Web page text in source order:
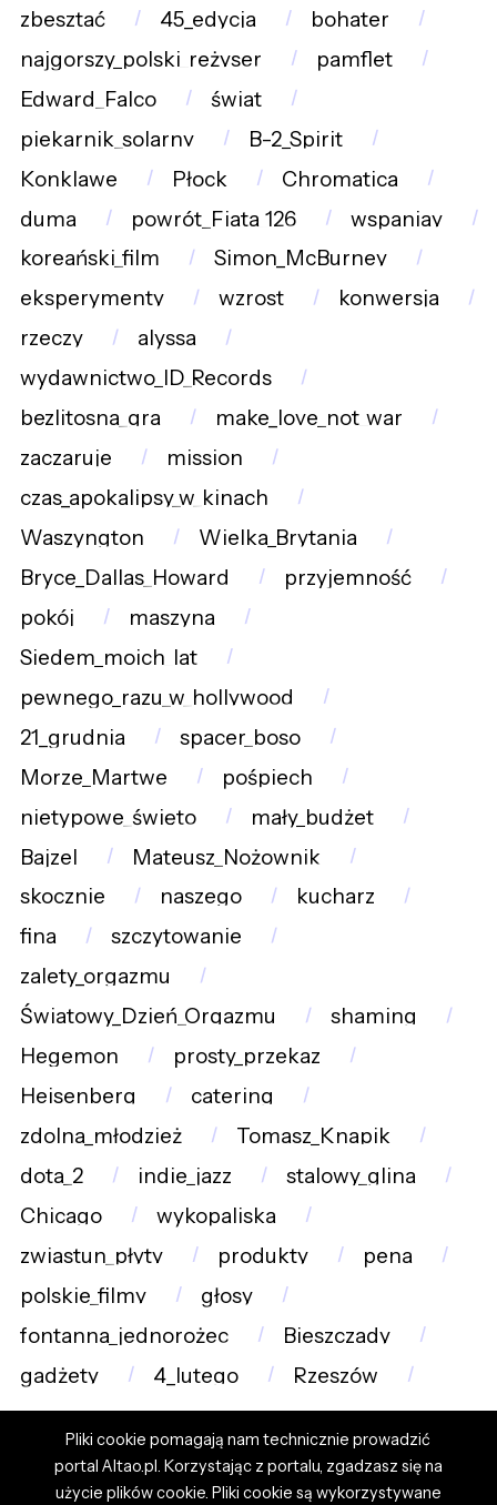
zbesztać
45_edycja
bohater
najgorszy_polski_reżyser
pamflet
Edward_Falco
świat
piekarnik_solarny
B-2_Spirit
Konklawe
Płock
Chromatica
duma
powrót_Fiata_126
wspaniay
koreański_film
Simon_McBurney
eksperymenty
wzrost
konwersja
rzeczy
alyssa
wydawnictwo_ID_Records
bezlitosna_gra
make_love_not_war
zaczaruje
mission
czas_apokalipsy_w_kinach
Waszyngton
Wielka_Brytania
Bryce_Dallas_Howard
przyjemność
pokój
maszyna
Siedem_moich_lat
pewnego_razu_w_hollywood
21_grudnia
spacer_boso
Morze_Martwe
pośpiech
nietypowe_święto
mały_budżet
Bajzel
Mateusz_Nożownik
skocznie
naszego
kucharz
fina
szczytowanie
zalety_orgazmu
Światowy_Dzień_Orgazmu
shaming
Hegemon
prosty_przekaz
Heisenberg
catering
zdolna_młodzież
Tomasz_Knapik
dota_2
indie_jazz
stalowy_glina
Chicago
wykopaliska
zwiastun_płyty
produkty
pena
polskie_filmy
głosy
fontanna_jednorożec
Bieszczady
gadżety
4_lutego Rzeszów
Pliki cookie pomagają nam technicznie prowadzić
portal Altao.pl. Korzystając z portalu, zgadzasz się na
użycie plików cookie. Pliki cookie są wykorzystywane